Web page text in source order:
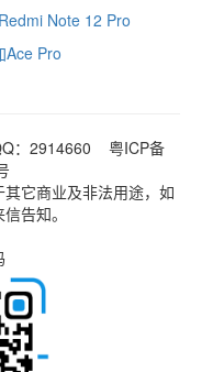
Note 12 Pro
Ace Pro
：2914660 粤ICP备
它商业及非法用途，如
告知。